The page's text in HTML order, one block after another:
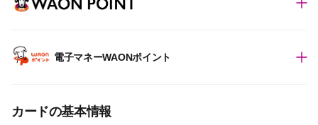
電子マネーWAONポイント
カードの基本情報